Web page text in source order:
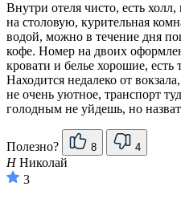
Внутри отеля чисто, есть
на столовую, курительная
водой, можно в течение дня
кофе. Номер на двоих
кровати и белье хорошие, есть
Находится недалеко от
не очень уютное, транспорт
голодным не уйдешь, но
Полезно? 8 4
ННиколай
3